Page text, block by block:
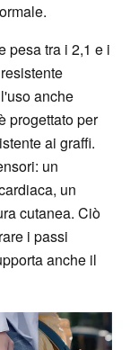
pesa tra i 2,1 e i
anche
progettato per
ai graffi.
un
un
cutanea. Ciò
i passi
anche il